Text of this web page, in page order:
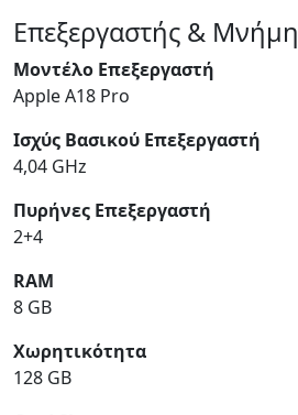
Επεξεργαστής & Μνήμη
Μοντέλο Επεξεργαστή
Apple A18 Pro
Ισχύς Βασικού Επεξεργαστή
4,04 GHz
Πυρήνες Επεξεργαστή
2+4
RAM
8 GB
Χωρητικότητα
128 GB